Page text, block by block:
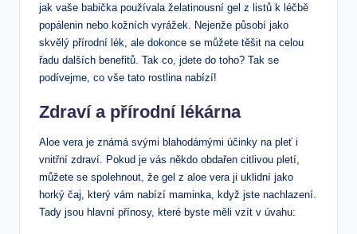
jak vaše babička používala želatinousní gel z listů k léčbě
popálenin nebo kožních vyrážek. Nejenže působí jako
skvělý přírodní lék, ale dokonce se můžete těšit na celou
řadu dalších benefitů. Tak co, jdete do toho? Tak se
podívejme, co vše tato rostlina nabízí!
Zdraví a přírodní lékárna
Aloe vera je známá svými blahodárnými účinky na pleť i
vnitřní zdraví. Pokud je vás někdo obdařen citlivou pletí,
můžete se spolehnout, že gel z aloe vera ji uklidní jako
horký čaj, který vám nabízí maminka, když jste nachlazení.
Tady jsou hlavní přínosy, které byste měli vzít v úvahu: